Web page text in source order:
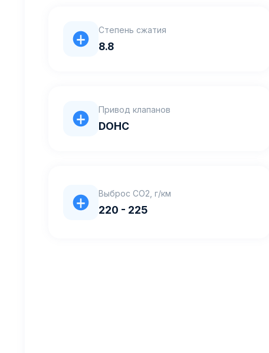
Степень сжатия
8.8
Привод клапанов
DOHC
Выброс CO2, г/км
220 - 225